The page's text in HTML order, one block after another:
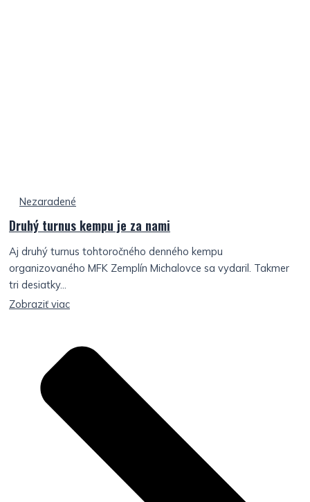
Nezaradené
Druhý turnus kempu je za nami
Aj druhý turnus tohtoročného denného kempu
organizovaného MFK Zemplín Michalovce sa vydaril. Takmer
tri desiatky...
Zobraziť viac